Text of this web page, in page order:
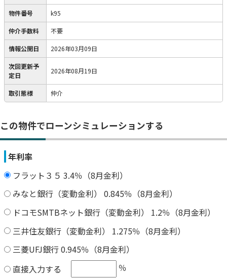
物件番号 k95
仲介手数料 不要
情報公開日 2026年03月09日
次回更新予
定日
2026年08月19日
取引態様 仲介
この物件でローンシミュレーションする
年利率
フラット３５ 3.4％（8月金利）
みなと銀行（変動金利） 0.845％（8月金利）
ドコモSMTBネット銀行（変動金利） 1.2％（8月金利）
三井住友銀行（変動金利） 1.275％（8月金利）
三菱UFJ銀行 0.945％（8月金利）
直接入力する
％